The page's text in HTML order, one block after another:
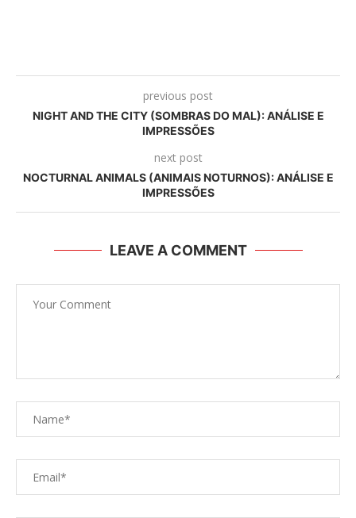
previous post
NIGHT AND THE CITY (SOMBRAS DO MAL): ANÁLISE E
IMPRESSÕES
next post
NOCTURNAL ANIMALS (ANIMAIS NOTURNOS): ANÁLISE E
IMPRESSÕES
LEAVE A COMMENT